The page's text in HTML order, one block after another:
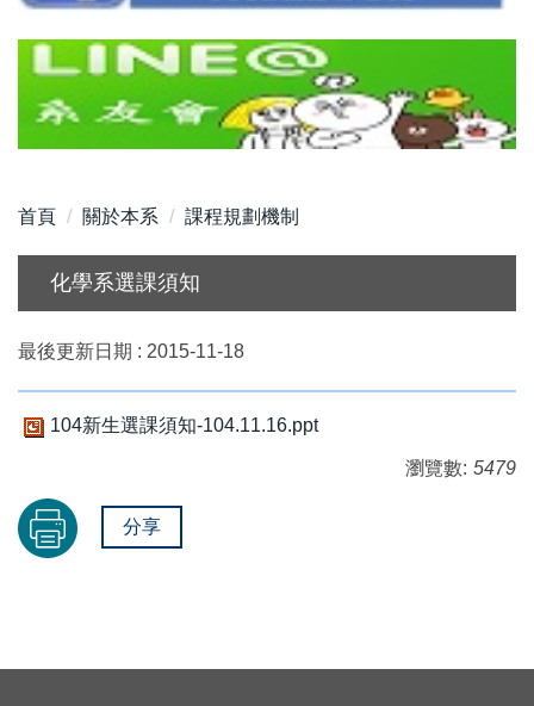
首頁 關於本系 課程規劃機制
化學系選課須知
最後更新日期 : 2015-11-18
104新生選課須知-104.11.16.ppt
瀏覽數: 5479
分享